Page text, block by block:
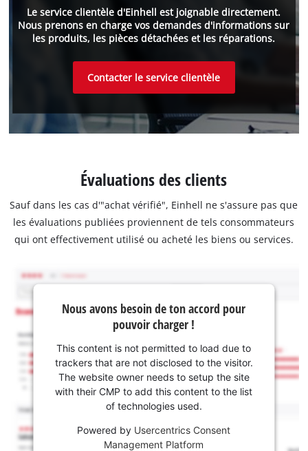
Le service clientèle d'Einhell est joignable directement.
Nous prenons en charge vos demandes d'informations sur
les produits, les pièces détachées et les réparations.
Contacter le service clientèle
Évaluations des clients
Sauf dans les cas d'"achat vérifié", Einhell ne s'assure pas que
les évaluations publiées proviennent de tels consommateurs
qui ont effectivement utilisé ou acheté les biens ou services.
Nous avons besoin de ton accord pour
pouvoir charger !
This content is not permitted to load due to
trackers that are not disclosed to the visitor.
The website owner needs to setup the site
with their CMP to add this content to the list
of technologies used.
Powered by Usercentrics Consent
Management Platform